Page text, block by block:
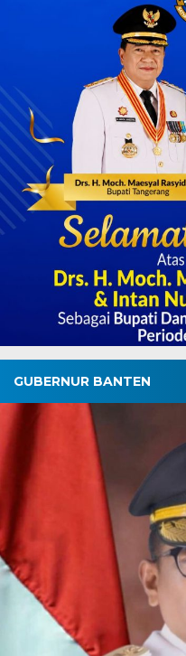
GUBERNUR BANTEN